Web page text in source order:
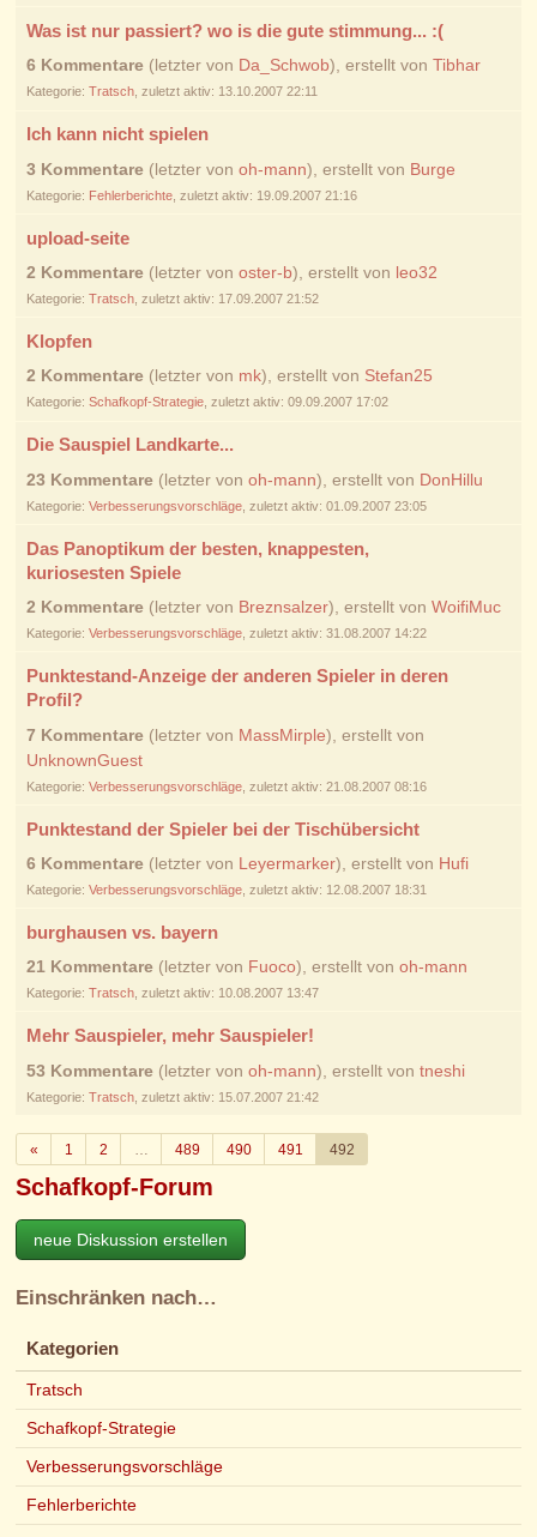
Was ist nur passiert? wo is die gute stimmung... :(
6 Kommentare(letzter von Da_Schwob), erstellt von Tibhar
Kategorie: Tratsch, zuletzt aktiv: 13.10.2007 22:11
Ich kann nicht spielen
3 Kommentare(letzter von oh-mann), erstellt von Burge
Kategorie: Fehlerberichte, zuletzt aktiv: 19.09.2007 21:16
upload-seite
2 Kommentare(letzter von oster-b), erstellt von leo32
Kategorie: Tratsch, zuletzt aktiv: 17.09.2007 21:52
Klopfen
2 Kommentare(letzter von mk), erstellt von Stefan25
Kategorie: Schafkopf-Strategie, zuletzt aktiv: 09.09.2007 17:02
Die Sauspiel Landkarte...
23 Kommentare(letzter von oh-mann), erstellt von DonHillu
Kategorie: Verbesserungsvorschläge, zuletzt aktiv: 01.09.2007 23:05
Das Panoptikum der besten, knappesten,
kuriosesten Spiele
2 Kommentare(letzter von Breznsalzer), erstellt von WoifiMuc
Kategorie: Verbesserungsvorschläge, zuletzt aktiv: 31.08.2007 14:22
Punktestand-Anzeige der anderen Spieler in deren
Profil?
7 Kommentare(letzter von MassMirple), erstellt von
UnknownGuest
Kategorie: Verbesserungsvorschläge, zuletzt aktiv: 21.08.2007 08:16
Punktestand der Spieler bei der Tischübersicht
6 Kommentare(letzter von Leyermarker), erstellt von Hufi
Kategorie: Verbesserungsvorschläge, zuletzt aktiv: 12.08.2007 18:31
burghausen vs. bayern
21 Kommentare(letzter von Fuoco), erstellt von oh-mann
Kategorie: Tratsch, zuletzt aktiv: 10.08.2007 13:47
Mehr Sauspieler, mehr Sauspieler!
53 Kommentare(letzter von oh-mann), erstellt von tneshi
Kategorie: Tratsch, zuletzt aktiv: 15.07.2007 21:42
«Zurück
1 2 489 490 491 492
Schafkopf-Forum
neue Diskussion erstellen
Einschränken nach…
Kategorien
Tratsch
Schafkopf-Strategie
Verbesserungsvorschläge
Fehlerberichte